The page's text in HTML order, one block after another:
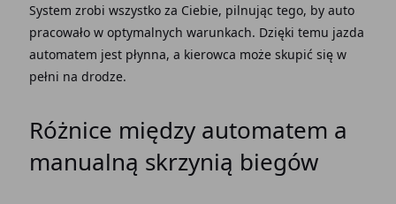
System zrobi wszystko za Ciebie, pilnując tego, by auto
pracowało w optymalnych warunkach. Dzięki temu jazda
automatem jest płynna, a kierowca może skupić się w
pełni na drodze.
Różnice między automatem a
manualną skrzynią biegów